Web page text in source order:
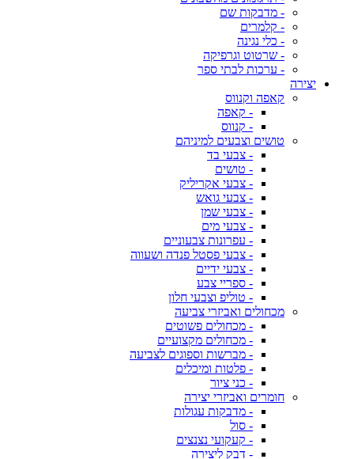
- מדבקות שם
- קלמרים
- כלי נגינה
- שרטוט וגרפיקה
- ערכות לבתי ספר
יצירה
קאפה וקנווס
- קאפה
- קנווס
טושים וצבעים למיניהם
- צבעי בד
- טושים
- צבעי אקריליק
- צבעי גואש
- צבעי שמן
- צבעי מים
- עפרונות צבעוניים
- צבעי פסטל פנדה ושעווה
- צבעי ידיים
- ספריי צבע
- טוליפ וצבעי חלון
מכחולים ואביזרי צביעה
- מכחולים פשוטים
- מכחולים מקצועיים
- מברשות וספוגים לצביעה
- פלטות ומיכלים
- כני ציור
חומרים ואביזרי יצירה
- מדבקות עגולות
- סול
- קעקועי נצנצים
- דבק ליצירה